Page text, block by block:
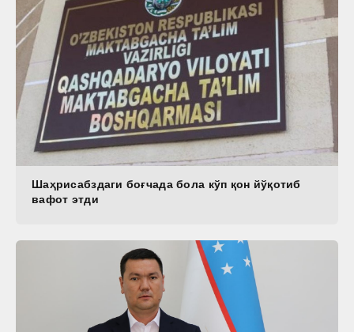
Шаҳрисабздаги боғчада бола кўп қон йўқотиб
вафот этди